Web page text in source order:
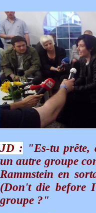
JD : "Es-tu prête,
un autre groupe
Rammstein en
(Don't die before
groupe ?"